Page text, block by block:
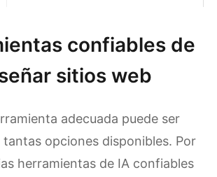
confiables de
sitios web
adecuada puede ser
opciones disponibles. Por
herramientas de IA confiables